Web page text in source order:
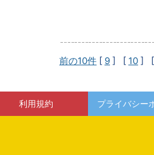
前の10件 [ 9 ] [ 10 ]
利用規約 プライバシー